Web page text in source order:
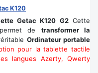
K120
Getac K120 G2Cette
permet de transformer la
Ordinateur portable
pour la tablette tactile
langues Azerty, Qwerty